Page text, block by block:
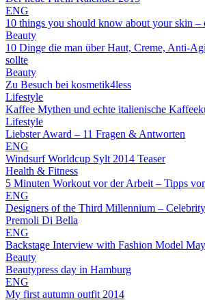
ENG
10 things you should know about your skin –
Beauty
10 Dinge die man über Haut, Creme, Anti-
sollte
Beauty
Zu Besuch bei kosmetik4less
Lifestyle
Kaffee Mythen und echte italienische
Lifestyle
Liebster Award – 11 Fragen & Antworten
ENG
Windsurf Worldcup Sylt 2014 Teaser
Health & Fitness
5 Minuten Workout vor der Arbeit – Tipps
ENG
Designers of the Third Millennium –
Premoli Di Bella
ENG
Backstage Interview with Fashion Model
Beauty
Beautypress day in Hamburg
ENG
My first autumn outfit 2014